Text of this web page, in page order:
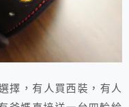
，有人買西裝，有人